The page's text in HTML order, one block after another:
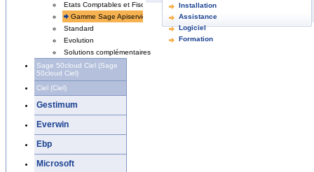
Etats Comptables et Fiscaux
Gamme Sage Apiservices
Standard
Evolution
Solutions complémentaires
Sage 50cloud Ciel (Sage
50cloud Ciel)
Ciel (Ciel)
Gestimum
Everwin
Ebp
Microsoft
Installation
Assistance
Logiciel
Formation